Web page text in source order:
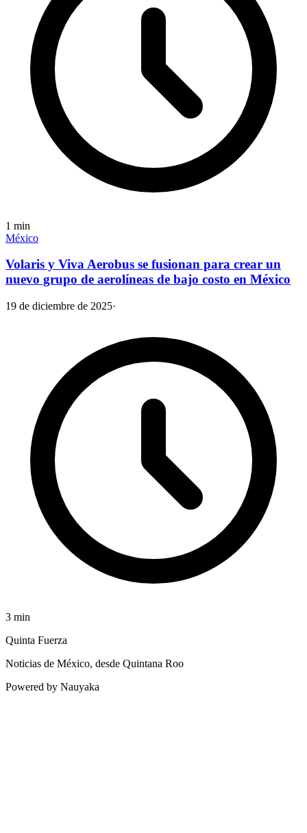
1 min
México
Volaris y Viva Aerobus se fusionan para crear un
nuevo grupo de aerolíneas de bajo costo en México
19 de diciembre de 2025·
3 min
Quinta Fuerza
Noticias de México, desde Quintana Roo
Powered by Nauyaka